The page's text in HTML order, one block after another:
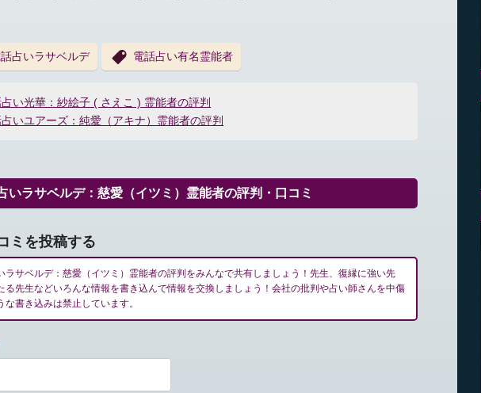
占いラサベルデ 電話占い有名霊能者
い光華：紗絵子 ( さえこ ) 霊能者の評判
いユアーズ：純愛（アキナ）霊能者の評判
いラサベルデ：慈愛（イツミ）霊能者の評判・口コミ
ミを投稿する
ラサベルデ：慈愛（イツミ）霊能者の評判をみんなで共有しましょう！先生、復縁に強い先
る先生などいろんな情報を書き込んで情報を交換しましょう！会社の批判や占い師さんを中傷
な書き込みは禁止しています。